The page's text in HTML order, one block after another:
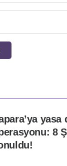
yasa
8